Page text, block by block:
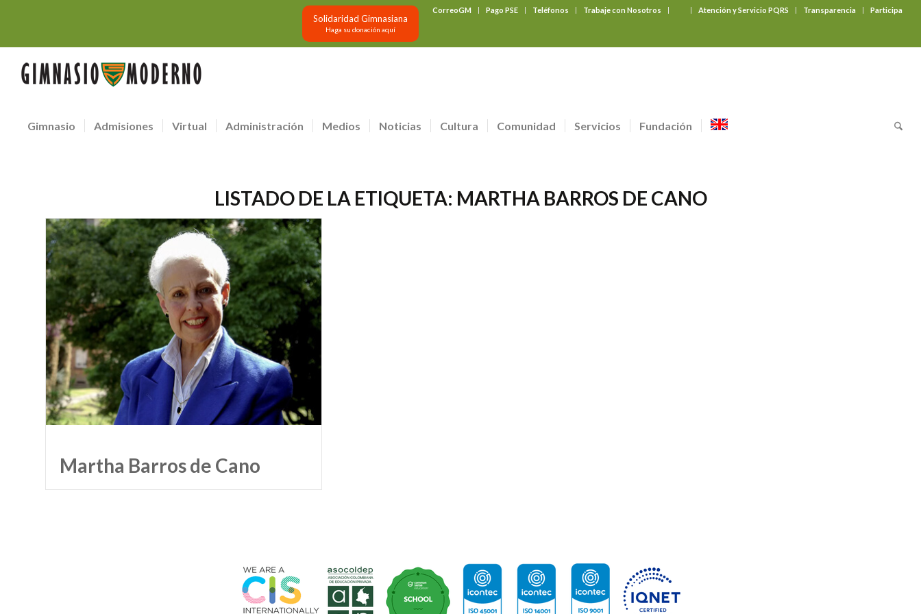
CorreoGM Pago PSE Teléfonos Trabaje con Nosotros Atención y Servicio PQRS Transparencia Participa
Solidaridad Gimnasiana
Haga su donación aquí
Gimnasio Admisiones Virtual Administración Medios Noticias Cultura Comunidad Servicios Fundación
LISTADO DE LA ETIQUETA: MARTHA BARROS DE CANO
Martha Barros de Cano